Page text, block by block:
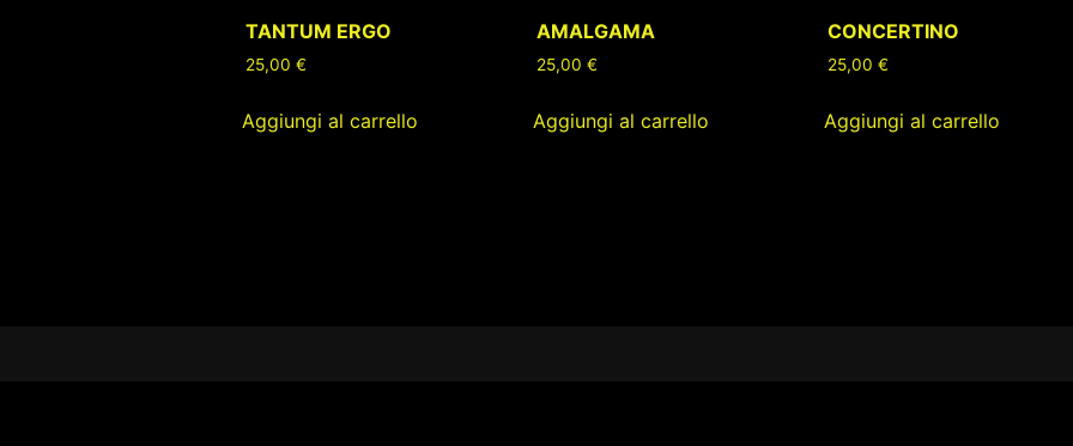
TANTUM ERGO
25,00 €
Aggiungi al carrello
AMALGAMA
25,00 €
Aggiungi al carrello
CONCERTINO
25,00 €
Aggiungi al carrello